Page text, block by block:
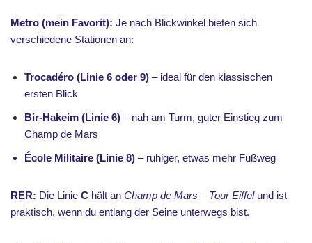
Metro (mein Favorit): Je nach Blickwinkel bieten sich
verschiedene Stationen an:
Trocadéro (Linie 6 oder 9) – ideal für den klassischen
ersten Blick
Bir-Hakeim (Linie 6) – nah am Turm, guter Einstieg zum
Champ de Mars
École Militaire (Linie 8) – ruhiger, etwas mehr Fußweg
RER: Die Linie C hält an Champ de Mars – Tour Eiffelund ist
praktisch, wenn du entlang der Seine unterwegs bist.